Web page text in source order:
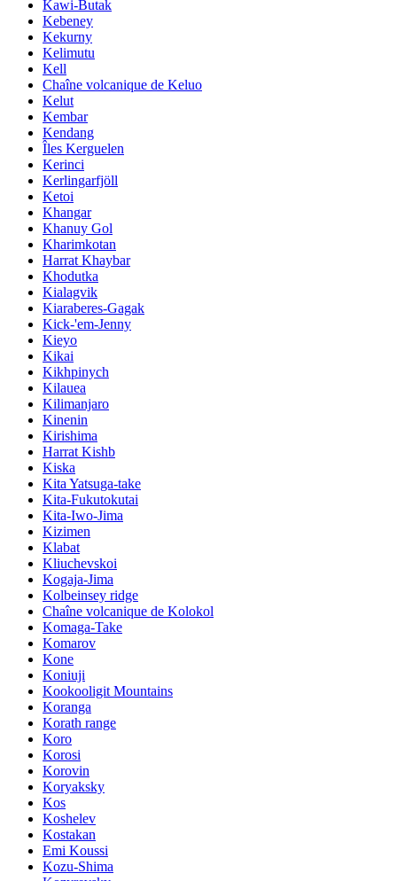
Kawi-Butak
Kebeney
Kekurny
Kelimutu
Kell
Chaîne volcanique de Keluo
Kelut
Kembar
Kendang
Îles Kerguelen
Kerinci
Kerlingarfjöll
Ketoi
Khangar
Khanuy Gol
Kharimkotan
Harrat Khaybar
Khodutka
Kialagvik
Kiaraberes-Gagak
Kick-'em-Jenny
Kieyo
Kikai
Kikhpinych
Kilauea
Kilimanjaro
Kinenin
Kirishima
Harrat Kishb
Kiska
Kita Yatsuga-take
Kita-Fukutokutai
Kita-Iwo-Jima
Kizimen
Klabat
Kliuchevskoi
Kogaja-Jima
Kolbeinsey ridge
Chaîne volcanique de Kolokol
Komaga-Take
Komarov
Kone
Koniuji
Kookooligit Mountains
Koranga
Korath range
Koro
Korosi
Korovin
Koryaksky
Kos
Koshelev
Kostakan
Emi Koussi
Kozu-Shima